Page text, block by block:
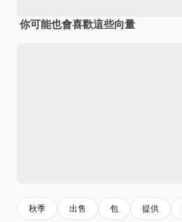
你可能也會喜歡這些向量
秋季 出售 包 提供